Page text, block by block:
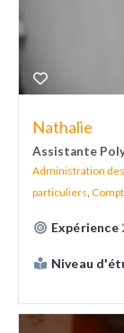
Nathalie
Assistante
Administration
particuliers
Expérience
Niveau